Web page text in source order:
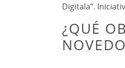
Digitala”.
¿QUÉ